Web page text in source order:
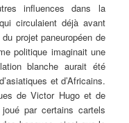
influences dans la
circulaient déjà avant
projet paneuropéen de
politique imaginait une
blanche aurait été
et d’Africains.
de Victor Hugo et de
par certains cartels